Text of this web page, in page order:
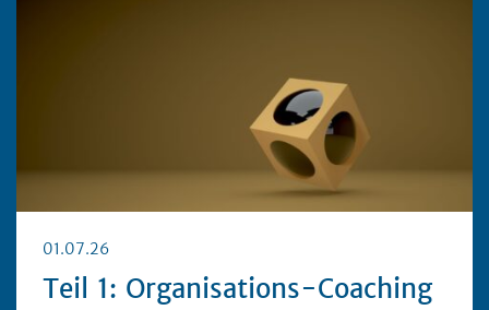
01.07.26
Teil 1: Organisations-Coaching